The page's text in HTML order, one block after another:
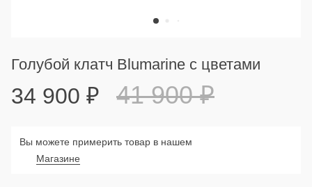
Голубой клатч Blumarine с цветами
34 900 ₽ 41 900₽
Вы можете примерить товар в нашем
Магазине